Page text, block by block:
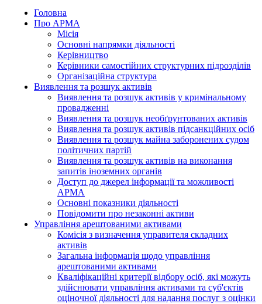
Головна
Про АРМА
Місія
Основні напрямки діяльності
Керівництво
Керівники самостійних структурних підрозділів
Організаційна структура
Виявлення та розшук активів
Виявлення та розшук активів у кримінальному
провадженні
Виявлення та розшук необґрунтованих активів
Виявлення та розшук активів підсанкційних осіб
Виявлення та розшук майна заборонених судом
політичних партій
Виявлення та розшук активів на виконання
запитів іноземних органів
Доступ до джерел інформації та можливості
АРМА
Основні показники діяльності
Повідомити про незаконні активи
Управління арештованими активами
Комісія з визначення управителя складних
активів
Загальна інформація щодо управління
арештованими активами
Кваліфікаційні критерії відбору осіб, які можуть
здiйснювати управління активами та суб'єктів
оціночної діяльності для надання послуг з оцінки